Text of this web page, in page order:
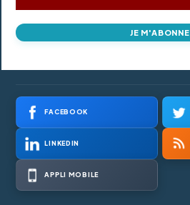
JE M'ABONNE
FACEBOOK
LINKEDIN
APPLI MOBILE